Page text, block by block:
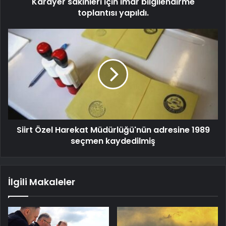
toplantısı yapıldı.
Siirt Özel Harekat Müdürlüğü'nün adresine 1989
seçmen kaydedilmiş
İlgili Makaleler